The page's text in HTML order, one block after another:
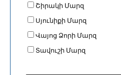
Շիրակի Մարզ
Սյունիքի Մարզ
Վայոց Ձորի Մարզ
Տավուշի Մարզ